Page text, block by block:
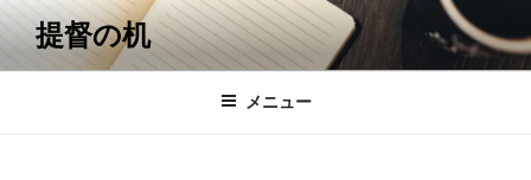
コ
テ
提督の机
メニュー